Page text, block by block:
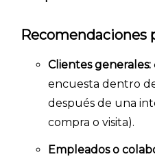
Recomendaciones
Clientes generales:
encuesta dentro
después de una
compra o visita).
Empleados o